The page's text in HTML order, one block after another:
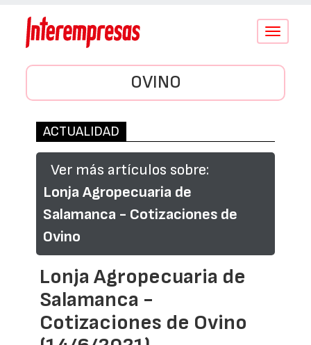
Conmutar
OVINO
ACTUALIDAD
Ver más artículos sobre:
Lonja Agropecuaria de
Salamanca - Cotizaciones de
Ovino
Lonja Agropecuaria de
Salamanca -
Cotizaciones de Ovino